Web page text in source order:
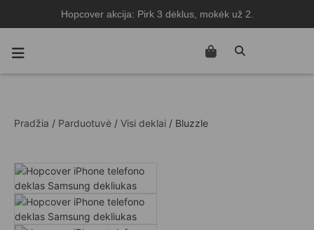
Hopcover akcija: Pirk 3 dėklus, mokėk už 2.
Pradžia / Parduotuvė / Visi deklai / Bluzzle